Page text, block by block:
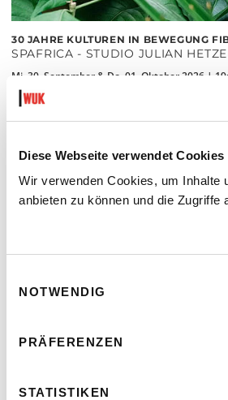
Diese Webseite verwendet Cookies
Wir verwenden Cookies, um Inhalte
anbieten zu können und die
NOTWENDIG
PRÄFERENZEN
STATISTIKEN
30 JAHRE KULTUREN IN BEWEGUNG
SPAFRICA - STUDIO JULIAN
Mi. 30. September & Do. 01. Oktober 2026 |
Saal
MEHR LESEN